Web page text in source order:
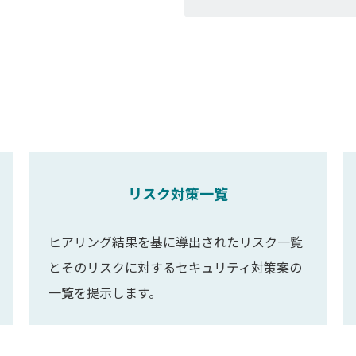
リスク対策一覧
ヒアリング結果を基に導出されたリスク一覧
とそのリスクに対するセキュリティ対策案の
一覧を提示します。